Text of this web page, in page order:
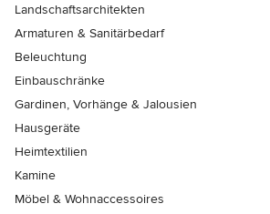
Landschaftsarchitekten
Armaturen & Sanitärbedarf
Beleuchtung
Einbauschränke
Gardinen, Vorhänge & Jalousien
Hausgeräte
Heimtextilien
Kamine
Möbel & Wohnaccessoires